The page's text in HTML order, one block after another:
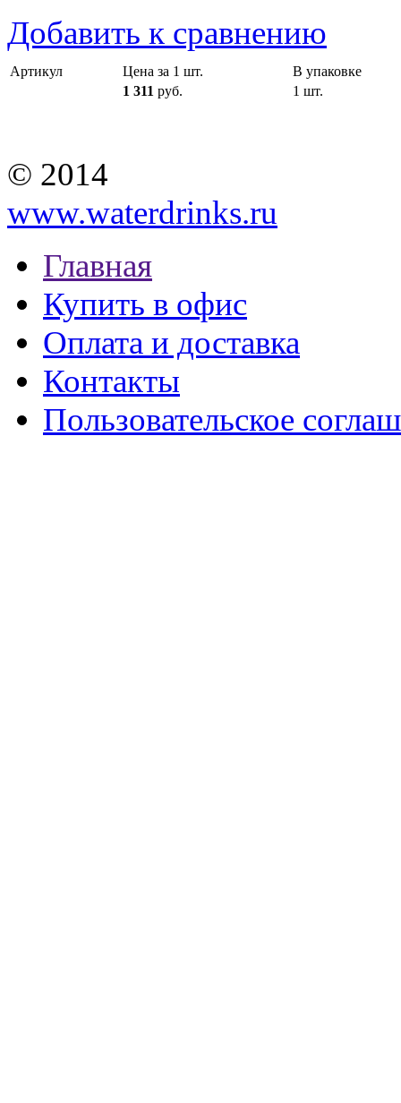
Добавить к сравнению
Артикул Цена за 1 шт.
В упаковке
1 311 руб. 1 шт.
© 2014
www.waterdrinks.ru
Главная
Купить в офис
Оплата и доставка
Контакты
Пользовательское